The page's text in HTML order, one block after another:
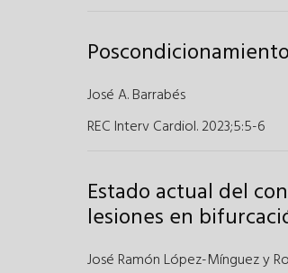
José A. Barrabés
REC Interv Cardiol. 2023;5:5-6
Estado actual del
lesiones en
José Ramón López-Mínguezy